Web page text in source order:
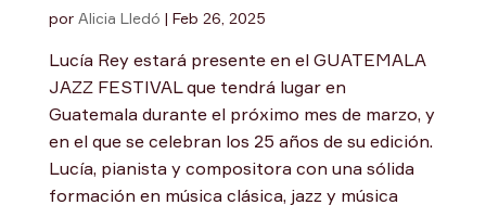
por Alicia Lledó | Feb 26, 2025
Lucía Rey estará presente en el GUATEMALA
JAZZ FESTIVAL que tendrá lugar en
Guatemala durante el próximo mes de marzo, y
en el que se celebran los 25 años de su edición.
Lucía, pianista y compositora con una sólida
formación en música clásica, jazz y música